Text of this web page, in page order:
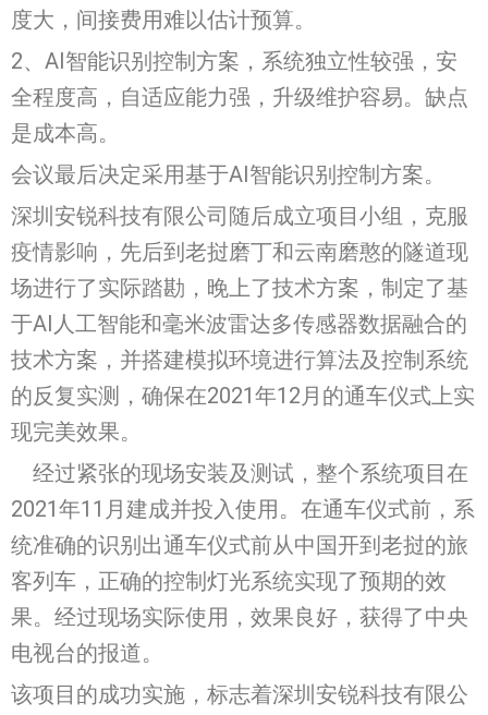
度大，间接费用难以估计预算。
2、AI智能识别控制方案，系统独立性较强，安
全程度高，自适应能力强，升级维护容易。缺点
是成本高。
会议最后决定采用基于AI智能识别控制方案。
深圳安锐科技有限公司随后成立项目小组，克服
疫情影响，先后到老挝磨丁和云南磨憨的隧道现
场进行了实际踏勘，晚上了技术方案，制定了基
于AI人工智能和毫米波雷达多传感器数据融合的
技术方案，并搭建模拟环境进行算法及控制系统
的反复实测，确保在2021年12月的通车仪式上实
现完美效果。
经过紧张的现场安装及测试，整个系统项目在
2021年11月建成并投入使用。在通车仪式前，系
统准确的识别出通车仪式前从中国开到老挝的旅
客列车，正确的控制灯光系统实现了预期的效
果。经过现场实际使用，效果良好，获得了中央
电视台的报道。
该项目的成功实施，标志着深圳安锐科技有限公